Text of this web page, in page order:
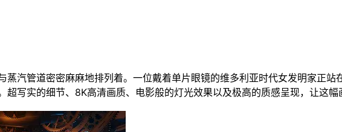
蒸汽管道密密麻麻地排列着。一位戴着单片眼镜的维多利亚时代女发明家正
写实的细节、8K高清画质、电影般的灯光效果以及极高的质感呈现，让这幅